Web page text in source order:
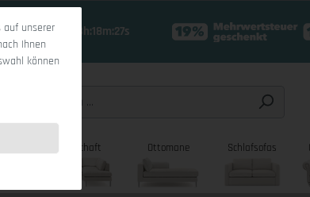
Tage 13h:18m:26s
Wohnlandschaft Ottomane Schlafsofas
auf unserer
Ihnen
können